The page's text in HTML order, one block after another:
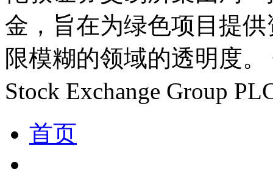
金，旨在为绿色项目提
限模糊的领域的透明度
Stock Exchange Group
首页